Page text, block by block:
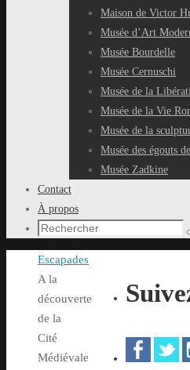
Maison de Victor
Musée d’Art
Musée Bourdelle
Musée Cernuschi
Musée de la
Musée de la Vie
Musée de la
Musée des égouts
Musée Zadkine
Contact
À propos
Recherche
:
Accueil
Escapades
A la
découverte
de la
Cité
Médiévale